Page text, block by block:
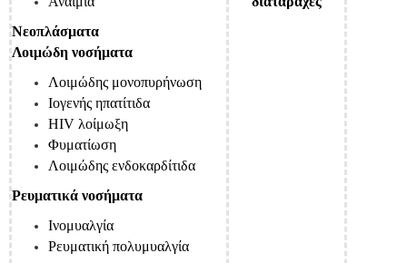
Νεοπλάσματα
Λοιμώδη νοσήματα
Λοιμώδης μονοπυρήνωση
Ιογενής ηπατίτιδα
HIV λοίμωξη
Φυματίωση
Λοιμώδης ενδοκαρδίτιδα
Ρευματικά νοσήματα
Ινομυαλγία
Ρευματική πολυμυαλγία